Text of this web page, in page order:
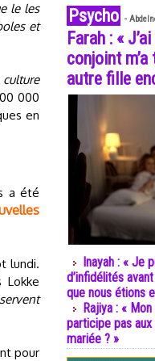
le les
et
000
en
a été
lundi.
pour
Psycho -
Farah : «
conjoint
autre fille
Inayah : « Je
d’infidélités
que nous étions
Rajiya : «
participe pas
mariée ? »